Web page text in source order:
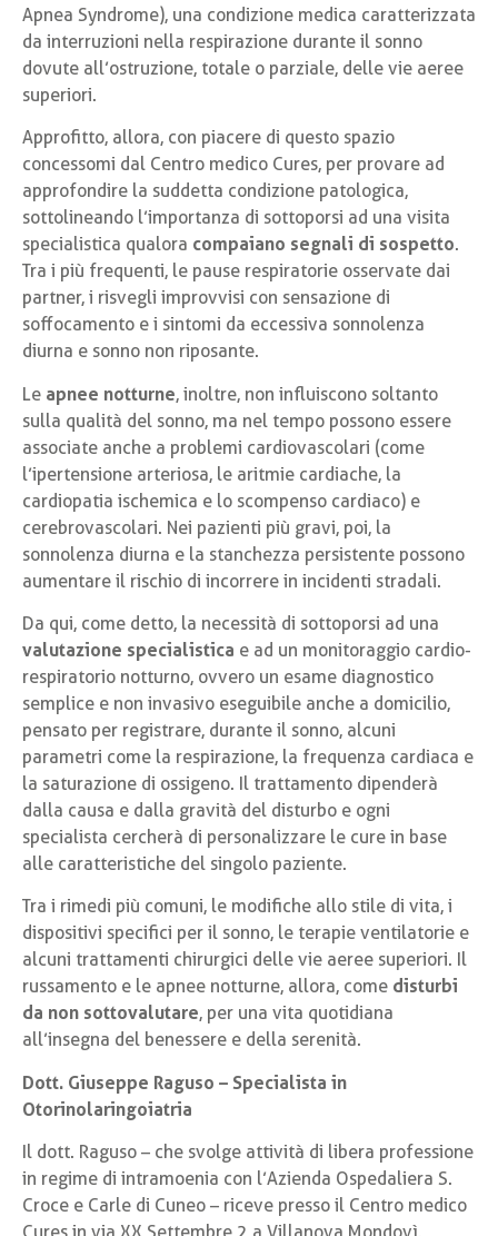
Apnea Syndrome), una condizione medica caratterizzata
da interruzioni nella respirazione durante il sonno
dovute all’ostruzione, totale o parziale, delle vie aeree
superiori.
Approfitto, allora, con piacere di questo spazio
concessomi dal Centro medico Cures, per provare ad
approfondire la suddetta condizione patologica,
sottolineando l’importanza di sottoporsi ad una visita
specialistica qualora compaiano segnali di sospetto.
Tra i più frequenti, le pause respiratorie osservate dai
partner, i risvegli improvvisi con sensazione di
soffocamento e i sintomi da eccessiva sonnolenza
diurna e sonno non riposante.
Le apnee notturne, inoltre, non influiscono soltanto
sulla qualità del sonno, ma nel tempo possono essere
associate anche a problemi cardiovascolari (come
l’ipertensione arteriosa, le aritmie cardiache, la
cardiopatia ischemica e lo scompenso cardiaco) e
cerebrovascolari. Nei pazienti più gravi, poi, la
sonnolenza diurna e la stanchezza persistente possono
aumentare il rischio di incorrere in incidenti stradali.
Da qui, come detto, la necessità di sottoporsi ad una
valutazione specialistica e ad un monitoraggio cardio-
respiratorio notturno, ovvero un esame diagnostico
semplice e non invasivo eseguibile anche a domicilio,
pensato per registrare, durante il sonno, alcuni
parametri come la respirazione, la frequenza cardiaca e
la saturazione di ossigeno. Il trattamento dipenderà
dalla causa e dalla gravità del disturbo e ogni
specialista cercherà di personalizzare le cure in base
alle caratteristiche del singolo paziente.
Tra i rimedi più comuni, le modifiche allo stile di vita, i
dispositivi specifici per il sonno, le terapie ventilatorie e
alcuni trattamenti chirurgici delle vie aeree superiori. Il
russamento e le apnee notturne, allora, come disturbi
da non sottovalutare, per una vita quotidiana
all’insegna del benessere e della serenità.
Dott. Giuseppe Raguso – Specialista in
Otorinolaringoiatria
Il dott. Raguso – che svolge attività di libera professione
in regime di intramoenia con l’Azienda Ospedaliera S.
Croce e Carle di Cuneo – riceve presso il Centro medico